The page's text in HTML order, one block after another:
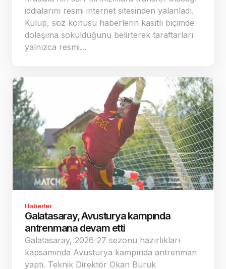
iddialarını resmi internet sitesinden yalanladı.
Kulüp, söz konusu haberlerin kasıtlı biçimde
dolaşıma sokulduğunu belirterek taraftarları
yalnızca resmi…
Haberler
Galatasaray, Avusturya kampında
antrenmana devam etti
Galatasaray, 2026-27 sezonu hazırlıkları
kapsamında Avusturya kampında antrenman
yaptı. Teknik Direktör Okan Buruk